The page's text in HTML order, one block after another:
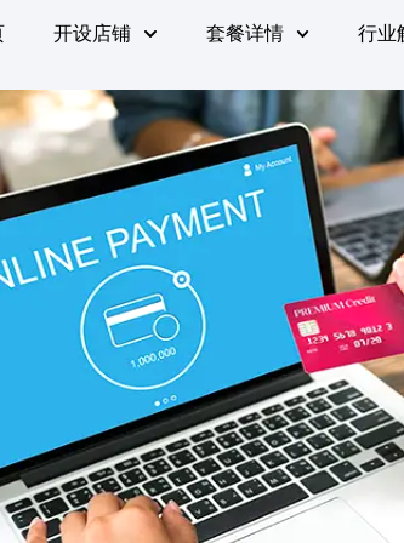
开设店铺 套餐详情 行业